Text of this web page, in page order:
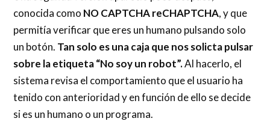
conocida como NO CAPTCHA reCHAPTCHA, y que
permitía verificar que eres un humano pulsando solo
un botón. Tan solo es una caja que nos solicta pulsar
sobre la etiqueta “No soy un robot”.Al hacerlo, el
sistema revisa el comportamiento que el usuario ha
tenido con anterioridad y en función de ello se decide
si es un humano o un programa.